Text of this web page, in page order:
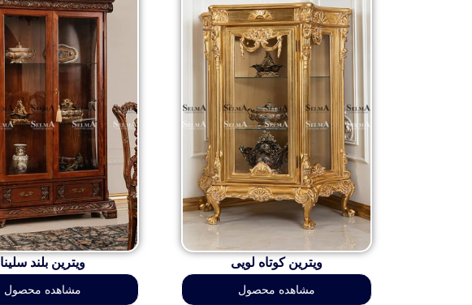
ویترین کوتاه لویی
مشاهده محصول
ویترین بلند سلینا
مشاهده محصول